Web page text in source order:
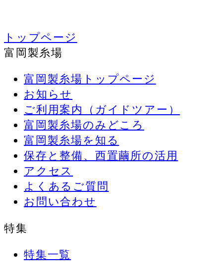
トップページ
富岡製糸場
富岡製糸場トップページ
お知らせ
ご利用案内（ガイドツアー）
富岡製糸場のみどころ
富岡製糸場を知る
保存と整備、西置繭所の活用
アクセス
よくあるご質問
お問い合わせ
特集
特集一覧